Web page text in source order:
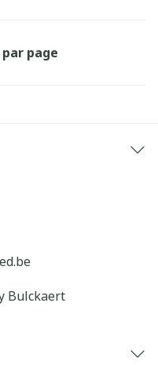
par page
Bulckaert